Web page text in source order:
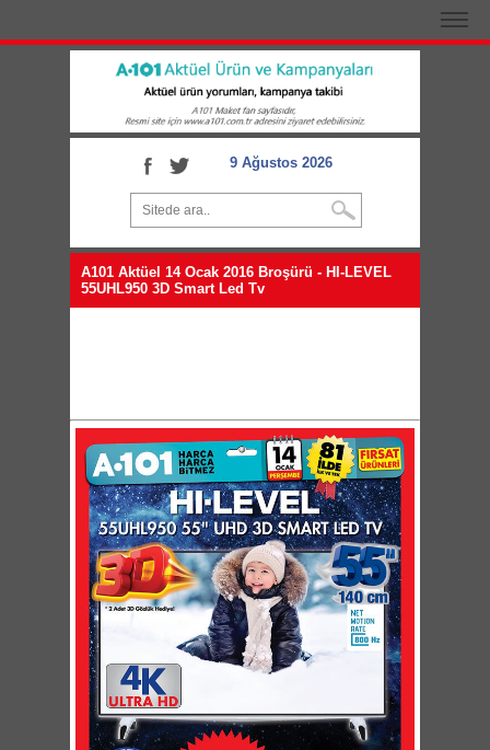
9 Ağustos 2026
A101 Aktüel 14 Ocak 2016 Broşürü - HI-LEVEL
55UHL950 3D Smart Led Tv